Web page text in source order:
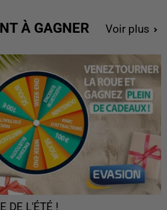
À GAGNER Voir plus
DE L'ÉTÉ !